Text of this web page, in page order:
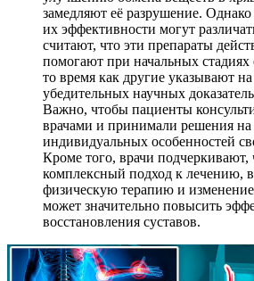
замедляют её разрушение.
их эффективности могут
считают, что эти препараты
помогают при начальных стадиях
то время как другие указывают на
убедительных научных
Важно, чтобы пациенты
врачами и принимали решения на
индивидуальных особенностей
Кроме того, врачи подчеркивают,
комплексный подход к лечению,
физическую терапию и
может значительно повысить
восстановления суставов.